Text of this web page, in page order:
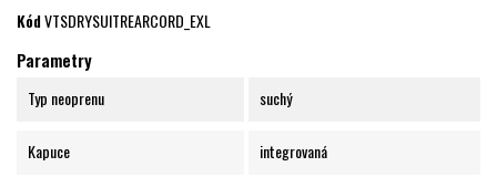
KódVTSDRYSUITREARCORD_EXL
Parametry
Typ neoprenu suchý
Kapuce integrovaná